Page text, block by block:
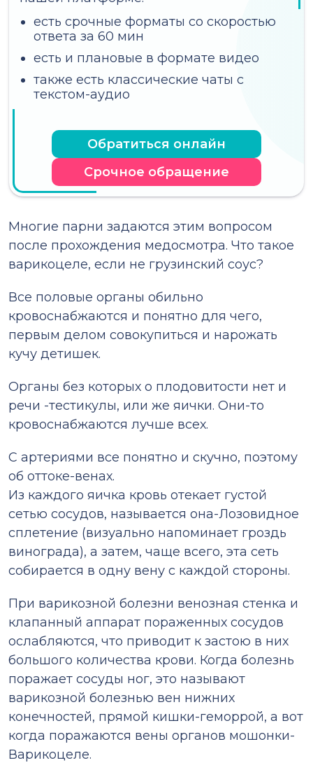
есть срочные форматы со скоростью
ответа за 60 мин
есть и плановые в формате видео
также есть классические чаты с
текстом-аудио
Обратиться онлайн
Срочное обращение
Многие парни задаются этим вопросом
после прохождения медосмотра. Что такое
варикоцеле, если не грузинский соус?
Все половые органы обильно
кровоснабжаются и понятно для чего,
первым делом совокупиться и нарожать
кучу детишек.
Органы без которых о плодовитости нет и
речи -тестикулы, или же яички. Они-то
кровоснабжаются лучше всех.
С артериями все понятно и скучно, поэтому
об оттоке-венах.
Из каждого яичка кровь отекает густой
сетью сосудов, называется она-Лозовидное
сплетение (визуально напоминает гроздь
винограда), а затем, чаще всего, эта сеть
собирается в одну вену с каждой стороны.
При варикозной болезни венозная стенка и
клапанный аппарат пораженных сосудов
ослабляются, что приводит к застою в них
большого количества крови. Когда болезнь
поражает сосуды ног, это называют
варикозной болезнью вен нижних
конечностей, прямой кишки-геморрой, а вот
когда поражаются вены органов мошонки-
Варикоцеле.